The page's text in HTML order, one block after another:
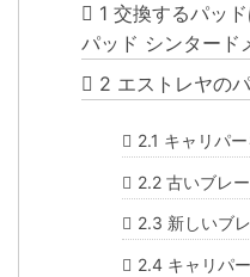
1 交換するパッ
パッド シンタード
2 エストレヤの
2.1 キャリパ
2.2 古いブレ
2.3 新しいブ
2.4 キャリパ